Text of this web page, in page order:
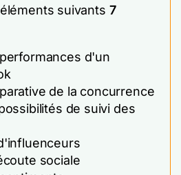
suivants 7
d'un
de la concurrence
de suivi des
sociale